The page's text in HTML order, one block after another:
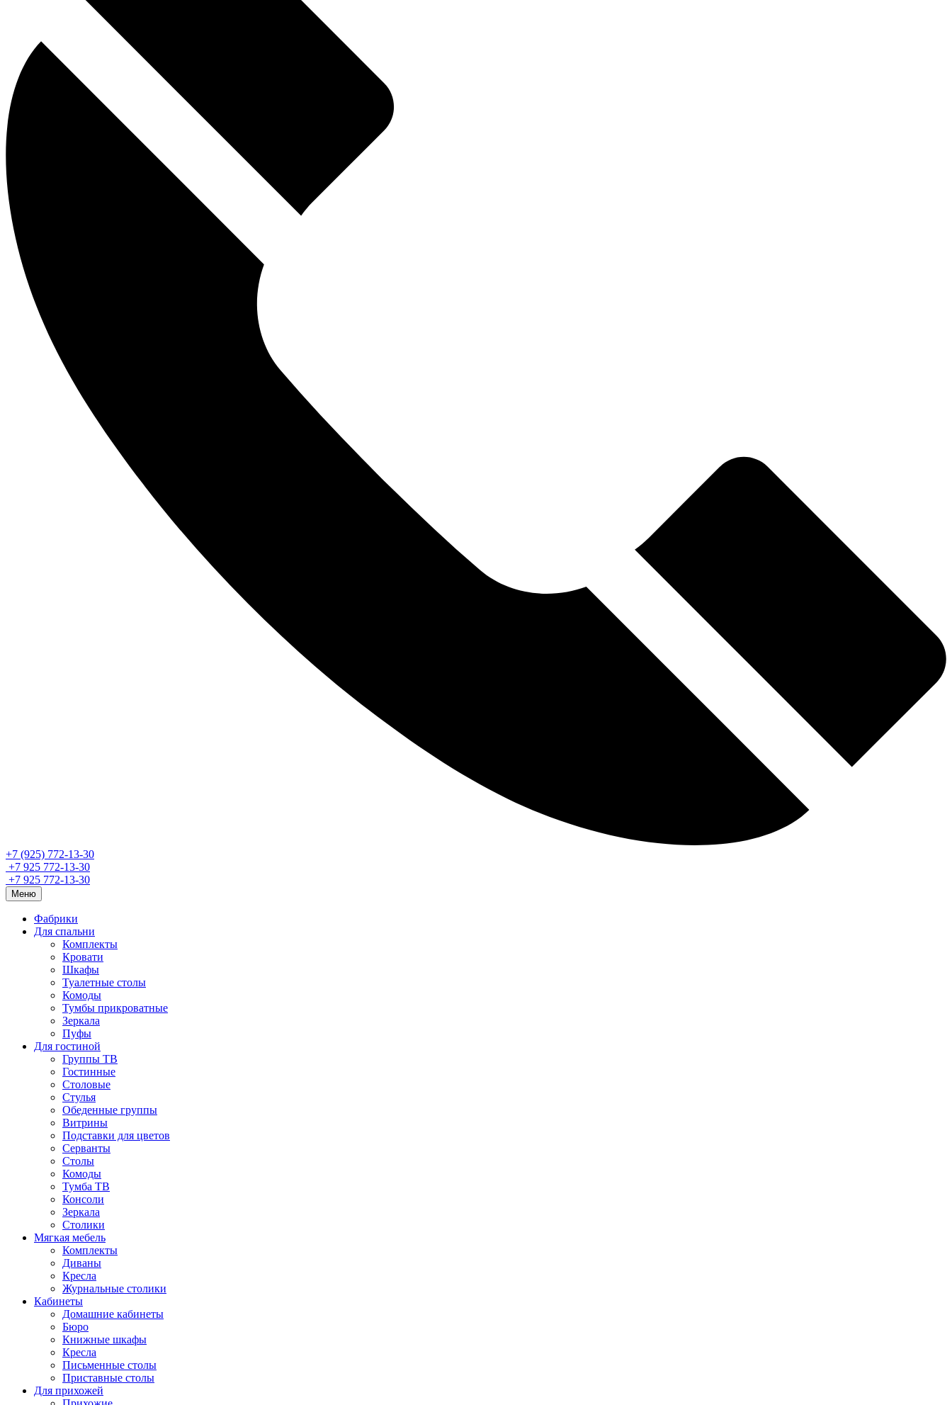
+7 (925) 772-13-30
+7 925 772-13-30
+7 925 772-13-30
Меню
Фабрики
Для спальни
Комплекты
Кровати
Шкафы
Туалетные столы
Комоды
Тумбы прикроватные
Зеркала
Пуфы
Для гостиной
Группы ТВ
Гостинные
Столовые
Стулья
Обеденные группы
Витрины
Подставки для цветов
Серванты
Столы
Комоды
Тумба ТВ
Консоли
Зеркала
Столики
Мягкая мебель
Комплекты
Диваны
Кресла
Журнальные столики
Кабинеты
Домашние кабинеты
Бюро
Книжные шкафы
Кресла
Письменные столы
Приставные столы
Для прихожей